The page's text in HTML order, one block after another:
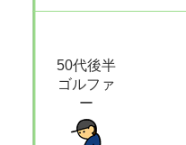
50代後半
ゴルファ
ー